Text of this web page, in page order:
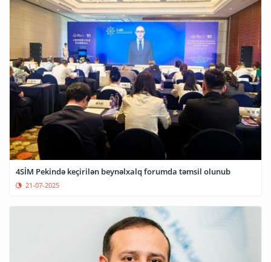
4SİM Pekində keçirilən beynəlxalq forumda təmsil olunub
21-07-2025